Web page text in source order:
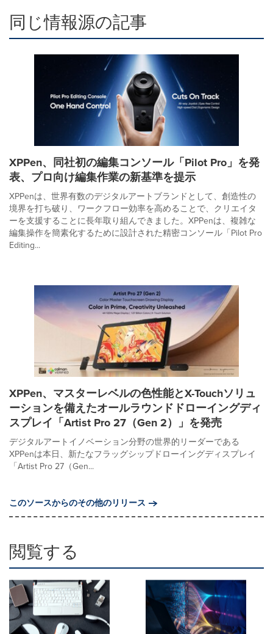
同じ情報源の記事
XPPen、同社初の編集コンソール「Pilot Pro」を発
表、プロ向け編集作業の新基準を提示
XPPenは、世界有数のデジタルアートブランドとして、創造性の
境界を打ち破り、ワークフロー効率を高めることで、クリエイタ
ーを支援することに長年取り組んできました。XPPenは、複雑な
編集操作を簡素化するために設計された精密コンソール「Pilot Pro
Editing...
XPPen、マスターレベルの色性能とX-Touchソリュ
ーションを備えたオールラウンドドローイングディ
スプレイ「Artist Pro 27（Gen 2）」を発売
デジタルアートイノベーション分野の世界的リーダーである
XPPenは本日、新たなフラッグシップドローイングディスプレイ
「Artist Pro 27（Gen...
このソースからのその他のリリース
閲覧する